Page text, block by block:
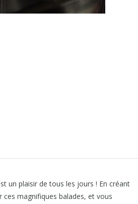
un plaisir de tous les jours ! En créant
magnifiques balades, et vous